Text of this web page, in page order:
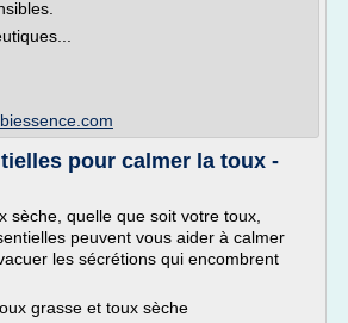
pour calmer la toux -
sèche, quelle que soit votre toux,
peuvent vous aider à calmer
les sécrétions qui encombrent
grasse et toux sèche